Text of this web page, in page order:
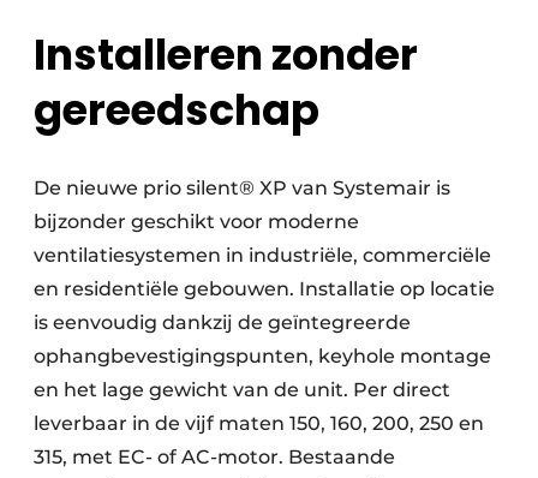
Installeren zonder
gereedschap
De nieuwe prio silent® XP van Systemair is
bijzonder geschikt voor moderne
ventilatiesystemen in industriële, commerciële
en residentiële gebouwen. Installatie op locatie
is eenvoudig dankzij de geïntegreerde
ophangbevestigingspunten, keyhole montage
en het lage gewicht van de unit. Per direct
leverbaar in de vijf maten 150, 160, 200, 250 en
315, met EC- of AC-motor. Bestaande